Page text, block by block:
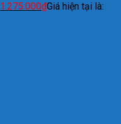
1.275.000₫Giá hiện tại là: